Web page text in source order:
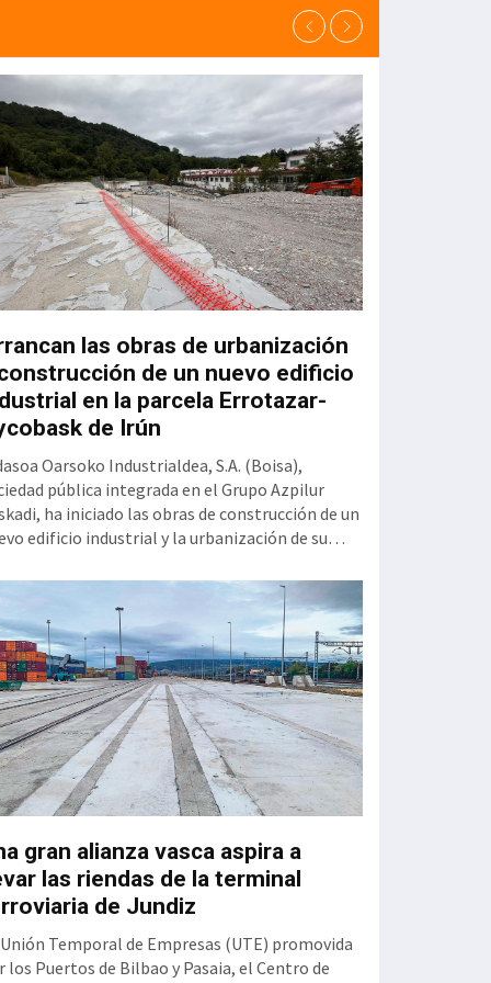
las obras de urbanización
de un nuevo edificio
en la parcela Errotazar-
de Irún
Oarsoko Industrialdea, S.A. (Boisa),
pública integrada en el Grupo Azpilur
ha iniciado las obras de construcción de un
edificio industrial y la urbanización de su
trabajos, que cuentan con un presupuesto de
euros y un plazo de ejecución previsto
20 meses, han sido adjudicados a la UTE
f
gran alianza vasca aspira a
las riendas de la terminal
de Jundiz
Temporal de Empresas (UTE) promovida
los Puertos de Bilbao y Pasaia, el Centro de